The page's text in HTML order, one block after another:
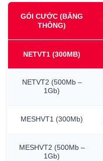
GÓI CƯỚC (BĂNG
THÔNG)
NETVT1 (300MB)
NETVT2 (500Mb –
1Gb)
MESHVT1 (300Mb)
MESHVT2 (500Mb –
1Gb)